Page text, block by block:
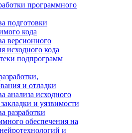
программного
подготовки
кода
версионного
исходного кода
подпрограмм
и отладки
анализа исходного
и уязвимости
разработки
обеспечения на
и